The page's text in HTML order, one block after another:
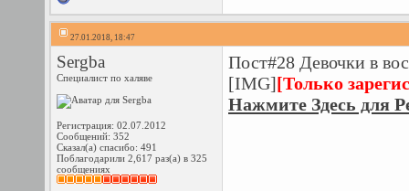
27.01.2018, 18:47
Sergba
Специалист по халяве
Регистрация: 02.07.2012
Сообщений: 352
Сказал(а) спасибо: 491
Поблагодарили 2,617 раз(а) в 325
сообщениях
Пост#28 Девочки в
[IMG][Только
Нажмите Здесь для